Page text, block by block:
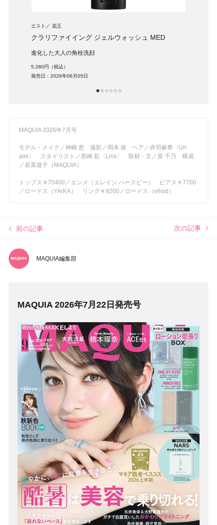
エスト 花王
クラリファイイング ジェルウォッシュ MED
進化した大人の角栓洗顔
5,280円（税込）
発売日：2026年06月05日
MAQUIA 2026年7月号
モデル・メイク／神崎 恵 撮影／岡本 俊 ヘア／赤羽麻希〈Un
ami〉 スタイリスト／黒崎 彩〈Linx〉 取材・文／原 千乃 構成
／若菜遊子（MAQUIA）
トップス￥70400／エンメ（エレイン ハースビー） ピアス￥7700
／ロードス（YArKA） リング￥9200／ロードス（vihod）
前の記事 次の記事
MAQUIA編集部
MAQUIA 2026年7月22日発売号